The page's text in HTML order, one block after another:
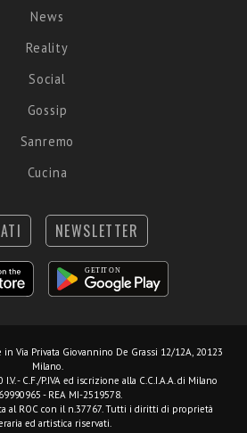
News
Reality
Social
Gossip
Sanremo
Cucina
NEWSLETTER
in Via Privata Giovannino De Grassi 12/12A, 20123
Milano.
- C.F./P.IVA ed iscrizione alla C.C.I.A.A. di Milano
- REA MI-2519578.
al ROC con il n.37767. Tutti i diritti di proprietà
ed artistica riservati.